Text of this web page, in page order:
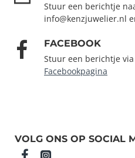
Stuur een berichtje
info@kenzjuwelier.nl
FACEBOOK
Stuur een berichtje
Facebookpagina
VOLG ONS OP SOCIAL